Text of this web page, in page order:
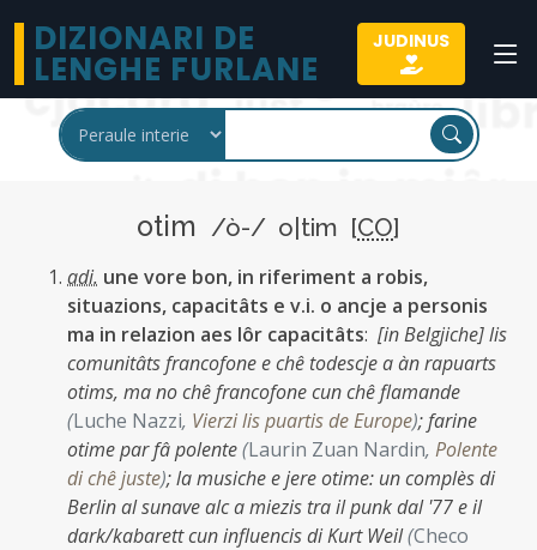
DIZIONARI DE
LENGHE FURLANE
JUDINUS
otim /ò-/ o|tim [CO]
adi. une vore bon, in riferiment a robis,
situazions, capacitâts e v.i. o ancje a personis
ma in relazion aes lôr capacitâts: [in Belgjiche] lis
comunitâts francofone e chê todescje a àn rapuarts
otims, ma no chê francofone cun chê flamande
(Luche Nazzi, Vierzi lis puartis de Europe);farine
otime par fâ polente(Laurin Zuan Nardin, Polente
di chê juste);la musiche e jere otime: un complès di
Berlin al sunave alc a miezis tra il punk dal '77 e il
dark/kabarett cun influencis di Kurt Weil(Checo